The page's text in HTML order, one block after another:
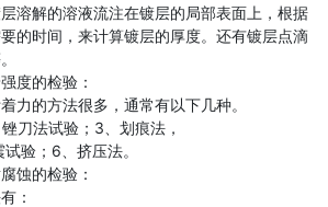
溶解的溶液流注在镀层的局部表面上，根据
的时间，来计算镀层的厚度。还有镀层点滴
度的检验：
力的方法很多，通常有以下几种。
刀法试验；3、划痕法，
验；6、挤压法。
蚀的检验：
：